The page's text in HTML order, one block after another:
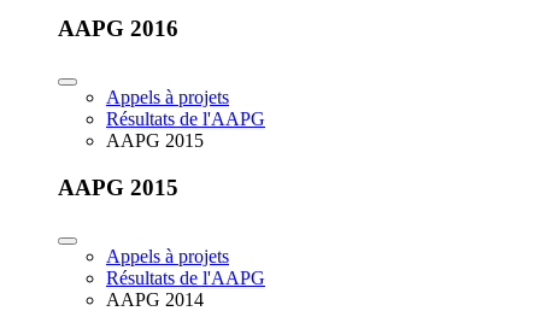
AAPG 2016
Appels à projets
Résultats de l'AAPG
AAPG 2015
AAPG 2015
Appels à projets
Résultats de l'AAPG
AAPG 2014